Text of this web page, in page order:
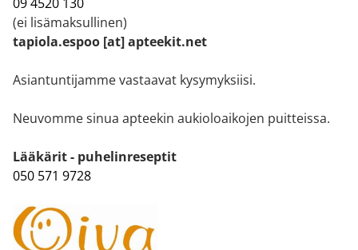
(ei lisämaksullinen)
tapiola.espoo [at] apteekit.net
Asiantuntijamme vastaavat kysymyksiisi.
Neuvomme sinua apteekin aukioloaikojen puitteissa.
Lääkärit - puhelinreseptit
050 571 9728